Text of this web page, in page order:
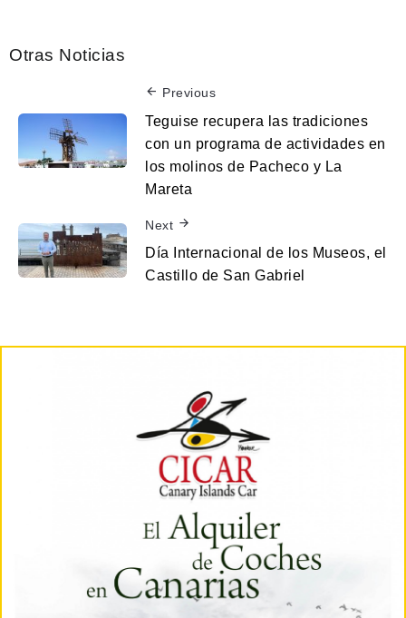
Otras Noticias
Previous
Teguise recupera las tradiciones
con un programa de actividades en
los molinos de Pacheco y La
Mareta
Next
Día Internacional de los Museos, el
Castillo de San Gabriel